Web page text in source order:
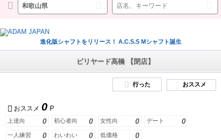
進化版シャフトをリリース！ A.C.S.S Mシャフト誕生
ビリヤード高橋 【閉店】
行った おススメ
おススメ 0 P
上達向 0 初心者向 0 女性向 0 デート 0
一人練習 0 わいわい 0 低価格 0